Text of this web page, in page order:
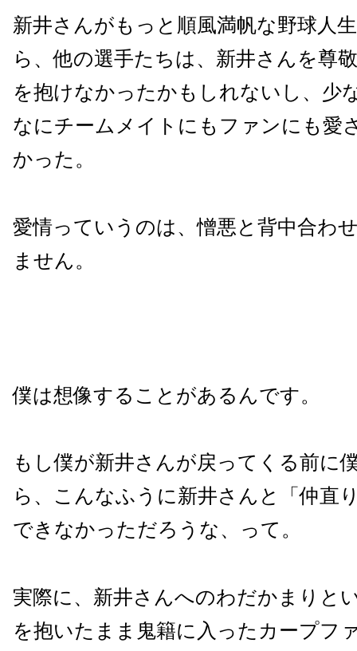
新井さんがもっと順風満帆な野球人
ら、他の選手たちは、新井さんを尊
を抱けなかったかもしれないし、少
なにチームメイトにもファンにも愛
かった。
愛情っていうのは、憎悪と背中合わ
ません。
僕は想像することがあるんです。
もし僕が新井さんが戻ってくる前に
ら、こんなふうに新井さんと「仲直
できなかっただろうな、って。
実際に、新井さんへのわだかまりと
を抱いたまま鬼籍に入ったカープフ